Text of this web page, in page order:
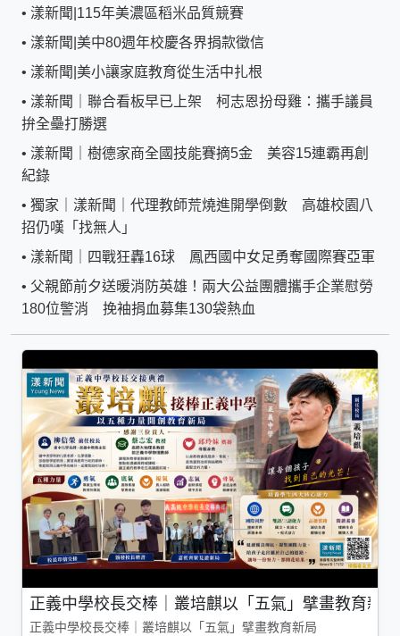
• 漾新聞|115年美濃區稻米品質競賽
• 漾新聞|美中80週年校慶各界捐款徵信
• 漾新聞|美小讓家庭教育從生活中扎根
• 漾新聞｜聯合看板早已上架 柯志恩扮母雞：攜手議員
拚全壘打勝選
• 漾新聞｜樹德家商全國技能賽摘5金 美容15連霸再創
紀錄
• 獨家｜漾新聞｜代理教師荒燒進開學倒數 高雄校園八
招仍嘆「找無人」
• 漾新聞｜四戰狂轟16球 鳳西國中女足勇奪國際賽亞軍
• 父親節前夕送暖消防英雄！兩大公益團體攜手企業慰勞
180位警消 挽袖捐血募集130袋熱血
正義中學校長交棒｜叢培麒以「五氣」擘畫教育新局
正義中學校長交棒｜叢培麒以「五氣」擘畫教育新局